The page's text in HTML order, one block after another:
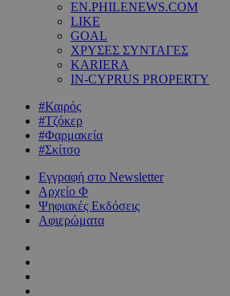
EN.PHILENEWS.COM
LIKE
GOAL
ΧΡΥΣΕΣ ΣΥΝΤΑΓΕΣ
KARIERA
IN-CYPRUS PROPERTY
#Καιρός
#Τζόκερ
#Φαρμακεία
#Σκίτσο
Εγγραφή στο Newsletter
Αρχείο Φ
Ψηφιακές Εκδόσεις
Αφιερώματα